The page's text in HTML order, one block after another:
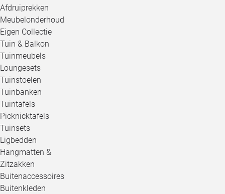
Afdruiprekken
Meubelonderhoud
Eigen Collectie
Tuin & Balkon
Tuinmeubels
Loungesets
Tuinstoelen
Tuinbanken
Tuintafels
Picknicktafels
Tuinsets
Ligbedden
Hangmatten &
Zitzakken
Buitenaccessoires
Buitenkleden